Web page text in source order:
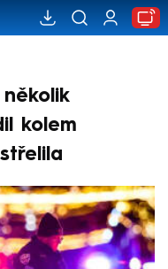
kolem